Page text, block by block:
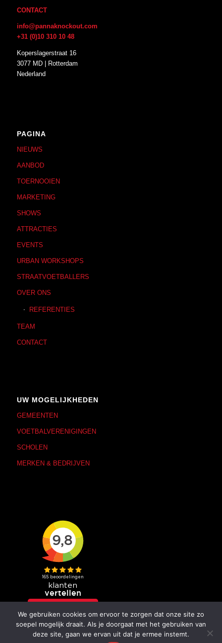
CONTACT
info@pannaknockout.com
+31 (0)10 310 10 48
Koperslagerstraat 16
3077 MD | Rotterdam
Nederland
PAGINA
NIEUWS
AANBOD
TOERNOOIEN
MARKETING
SHOWS
ATTRACTIES
EVENTS
URBAN WORKSHOPS
STRAATVOETBALLERS
OVER ONS
REFERENTIES
TEAM
CONTACT
UW MOGELIJKHEDEN
GEMEENTEN
VOETBALVERENIGINGEN
SCHOLEN
MERKEN & BEDRIJVEN
We gebruiken cookies om ervoor te zorgen dat onze site zo
soepel mogelijk draait. Als je doorgaat met het gebruiken van
deze site, gaan we ervan uit dat je ermee instemt.